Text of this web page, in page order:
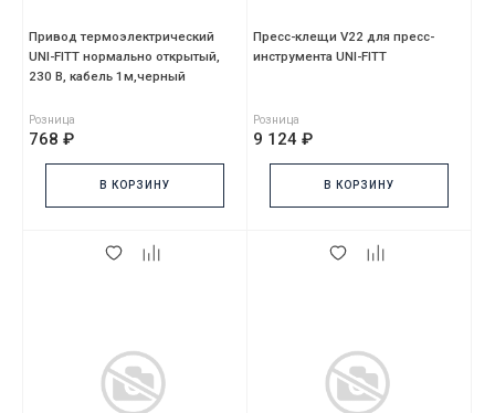
Привод термоэлектрический
UNI-FITT нормально открытый,
230 В, кабель 1м,черный
Розница
768 ₽
В КОРЗИНУ
Пресс-клещи V22 для пресс-
инструмента UNI-FITT
Розница
9 124 ₽
В КОРЗИНУ